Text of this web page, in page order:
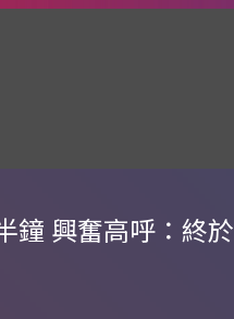
鐘 興奮高呼：終於